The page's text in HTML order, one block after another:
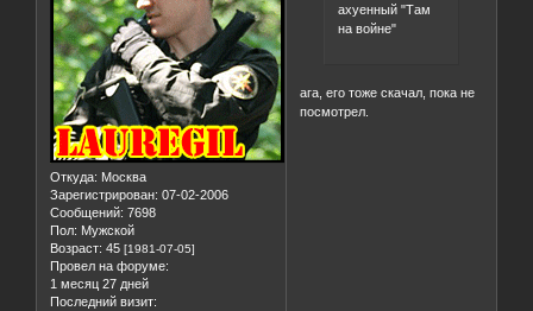
Откуда: Москва
Зарегистрирован: 07-02-2006
Сообщений: 7698
Пол: Мужской
Возраст: 45 [1981-07-05]
Провел на форуме:
1 месяц 27 дней
Последний визит:
ахуенный "Там
на войне"
ага, его тоже скачал, пока не
посмотрел.